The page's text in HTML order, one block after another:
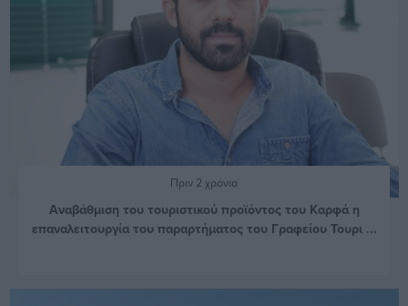
Πριν 2 χρόνια
Αναβάθμιση του τουριστικού προϊόντος του Καρφά η
επαναλειτουργία του παραρτήματος του Γραφείου Τουρι ...